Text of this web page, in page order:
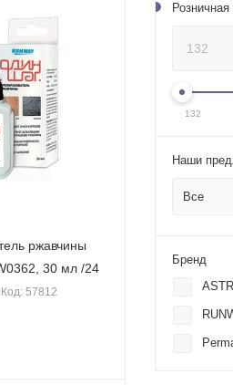
ржавчины
30 мл /24
Код: 57812
Розничная
132
Наши
Все
Бренд